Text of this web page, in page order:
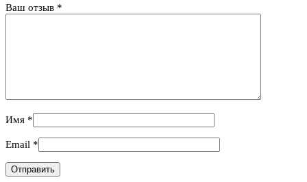
Ваш отзыв *
Имя *
Email *